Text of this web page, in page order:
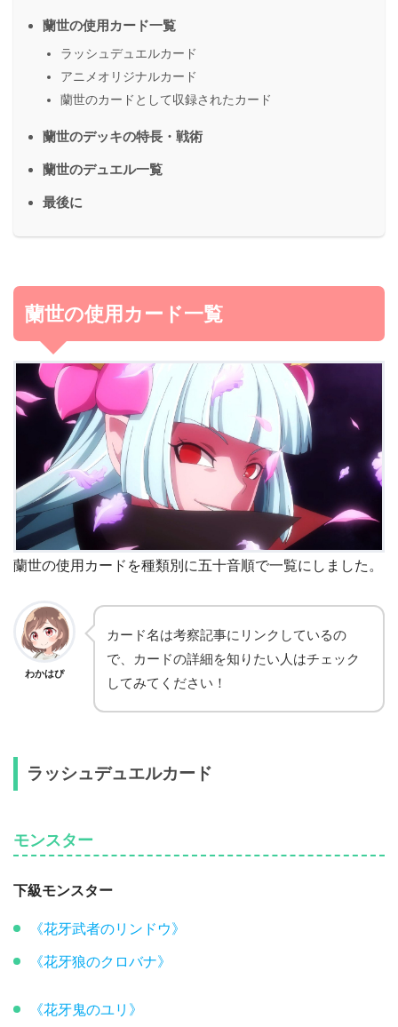
蘭世の使用カード一覧
ラッシュデュエルカード
アニメオリジナルカード
蘭世のカードとして収録されたカード
蘭世のデッキの特長・戦術
蘭世のデュエル一覧
最後に
蘭世の使用カード一覧
蘭世の使用カードを種類別に五十音順で一覧にしました。
わかはぴ
カード名は考察記事にリンクしているの
で、カードの詳細を知りたい人はチェック
してみてください！
ラッシュデュエルカード
モンスター
下級モンスター
《花牙武者のリンドウ》
《花牙狼のクロバナ》
《花牙鬼のユリ》